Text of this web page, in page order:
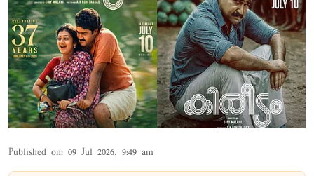
Published on: 09 Jul 2026, 9:49 am